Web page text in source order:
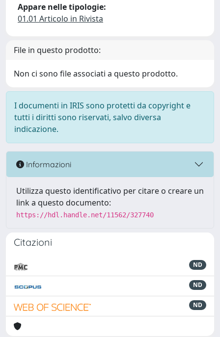
Appare nelle tipologie:
01.01 Articolo in Rivista
File in questo prodotto:
Non ci sono file associati a questo prodotto.
I documenti in IRIS sono protetti da copyright e
tutti i diritti sono riservati, salvo diversa
indicazione.
Informazioni
Utilizza questo identificativo per citare o creare un
link a questo documento:
https://hdl.handle.net/11562/327740
Citazioni
ND
ND
ND